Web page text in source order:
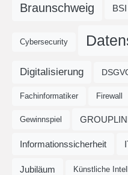
Braunschweig BSI
Cybersecurity
Digitalisierung
Fachinformatiker Firewall
Gewinnspiel
Informationssicherheit
Jubiläum Künstliche